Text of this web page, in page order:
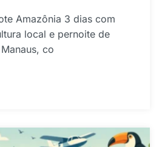
Amazônia 3 dias com
local e pernoite de
co